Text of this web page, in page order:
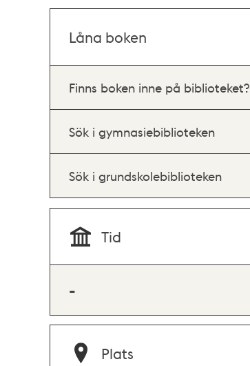
Låna boken
Finns boken inne på biblioteket?
Sök i gymnasiebiblioteken
Sök i grundskolebiblioteken
Tid
-
Plats